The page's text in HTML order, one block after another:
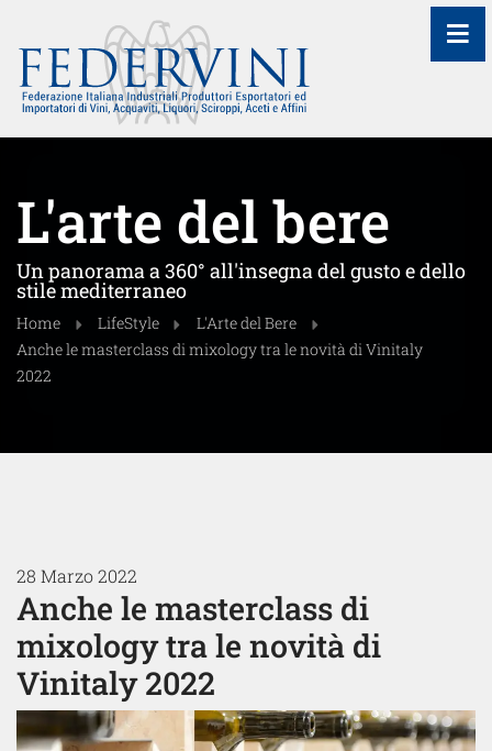
L'arte del bere
Un panorama a 360° all'insegna del gusto e dello
stile mediterraneo
Home LifeStyle
L'Arte del Bere
Anche le masterclass di mixology tra le novità di Vinitaly
2022
28 Marzo 2022
Anche le masterclass di
mixology tra le novità di
Vinitaly 2022
≡